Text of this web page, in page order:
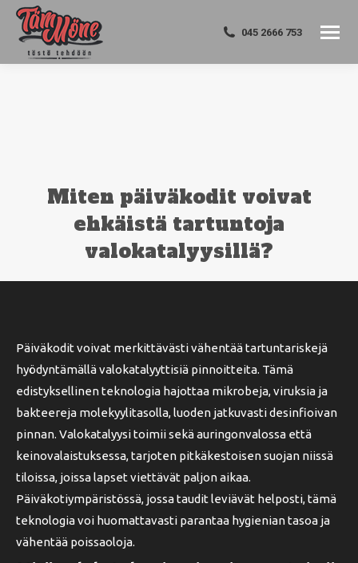
045 2666 753
Miten päiväkodit voivat
ehkäistä tartuntoja
valokatalyysillä?
Päiväkodit voivat merkittävästi vähentää tartuntariskejä
hyödyntämällä valokatalyyttisiä pinnoitteita. Tämä
edistyksellinen teknologia hajottaa mikrobeja, viruksia ja
bakteereja molekyylitasolla, luoden jatkuvasti desinfioivan
pinnan. Valokatalyysi toimii sekä auringonvalossa että
keinovalaistuksessa, tarjoten pitkäkestoisen suojan niissä
tiloissa, joissa lapset viettävät paljon aikaa.
Päiväkotiympäristössä, jossa taudit leviävät helposti, tämä
teknologia voi huomattavasti parantaa hygienian tasoa ja
vähentää poissaoloja.